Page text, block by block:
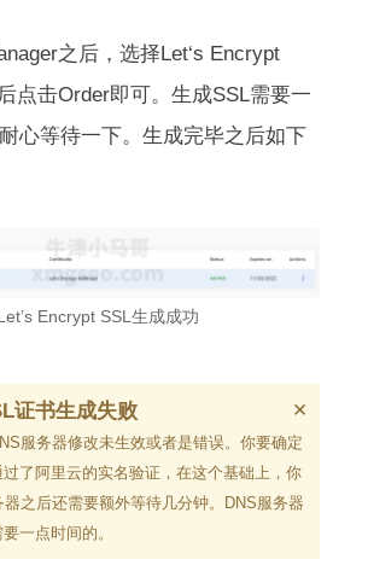
之后，选择Let‘s Encrypt
点击Order即可。生成SSL需要一
心等待一下。生成完毕之后如下
Encrypt SSL生成成功
证书生成失败
服务器修改未生效或者是错误。你要确定
了阿里云的实名验证，在这个基础上，你
之后还需要额外等待几分钟。DNS服务器
一点时间的。
×